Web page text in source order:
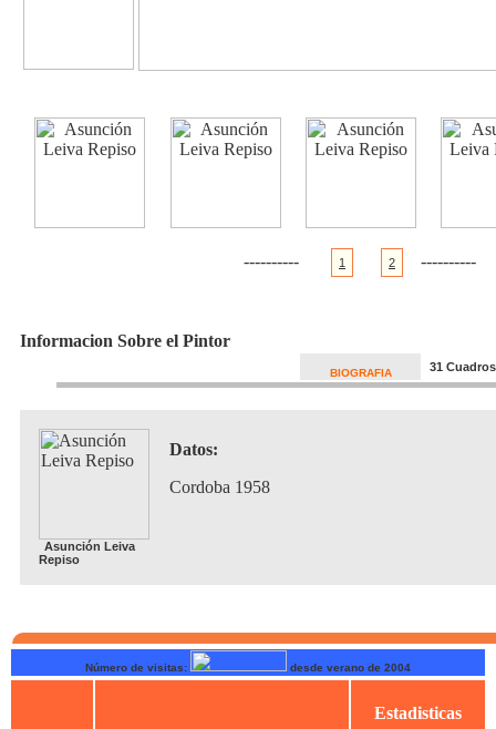
---------- 1 2 ----------
Informacion Sobre el Pintor
BIOGRAFIA 31 Cuadros
Asunción Leiva
Repiso
Datos:
Cordoba 1958
Número de visitas: desde verano de 2004
Estadisticas